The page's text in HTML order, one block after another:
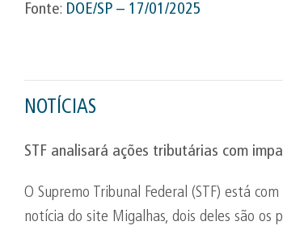
Fonte: DOE/SP – 17/01/2025
NOTÍCIAS
STF analisará ações tributárias com
O Supremo Tribunal Federal (STF) está
notícia do site Migalhas, dois deles são os